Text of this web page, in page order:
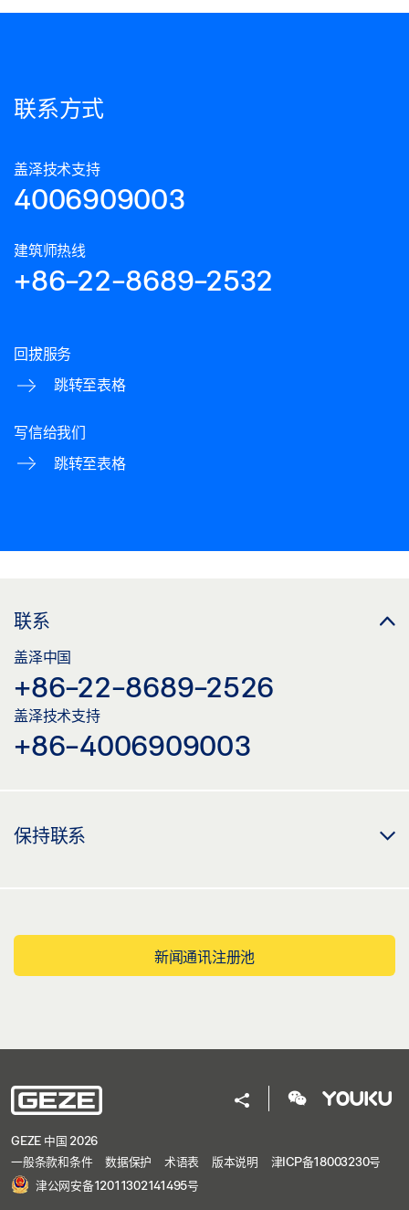
联系方式
盖泽技术支持
4006909003
建筑师热线
+86-22-8689-2532
回拔服务
跳转至表格
写信给我们
跳转至表格
联系
盖泽中国
+86-22-8689-2526
盖泽技术支持
+86-4006909003
保持联系
新闻通讯注册池
GEZE 中国 2026
一般条款和条件
数据保护 术语表 版本说明
津ICP备18003230号
津公网安备12011302141495号